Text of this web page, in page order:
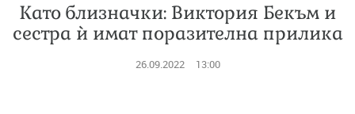
Като близначки: Виктория Бекъм и
сестра ѝ имат поразителна прилика
26.09.2022 13:00